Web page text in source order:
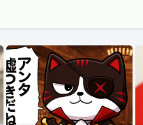
Powered by livedoor 相互RSS